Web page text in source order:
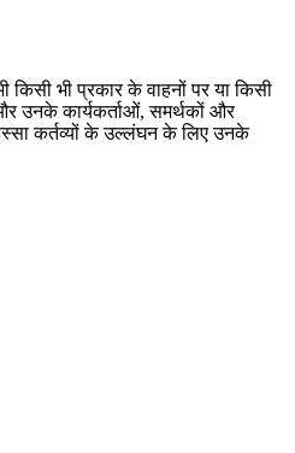
किसी भी प्रकार के वाहनों पर या किसी
उनके कार्यकर्ताओं, समर्थकों और
कर्तव्यों के उल्लंघन के लिए उनके